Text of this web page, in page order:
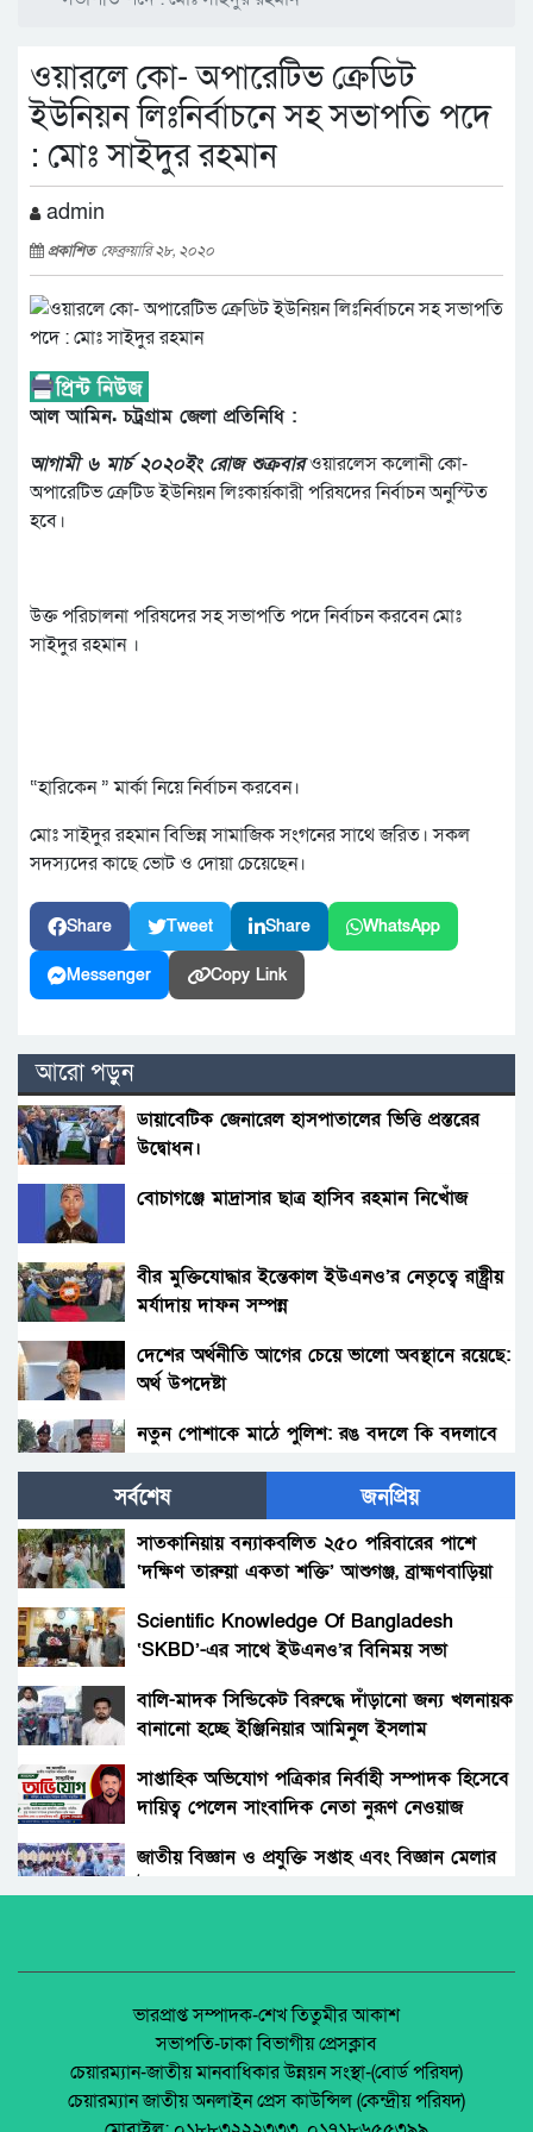
ওয়ারলে কো- অপারেটিভ ক্রেডিট
ইউনিয়ন লিঃনির্বাচনে সহ সভাপতি পদে
: মোঃ সাইদুর রহমান
admin
প্রকাশিত ফেব্রুয়ারি ২৮, ২০২০
আল আমিন. চট্রগ্রাম জেলা প্রতিনিধি :
আগামী ৬ মার্চ ২০২০ইং রোজ শুক্রবারওয়ারলেস কলোনী কো-
অপারেটিভ ক্রেটিড ইউনিয়ন লিঃকার্য়কারী পরিষদের নির্বাচন অনুস্টিত
হবে।
উক্ত পরিচালনা পরিষদের সহ সভাপতি পদে নির্বাচন করবেন মোঃ
সাইদুর রহমান ।
“হারিকেন ” মার্কা নিয়ে নির্বাচন করবেন।
মোঃ সাইদুর রহমান বিভিন্ন সামাজিক সংগনের সাথে জরিত। সকল
সদস্যদের কাছে ভোট ও দোয়া চেয়েছেন।
Share Tweet Share WhatsApp
Messenger Copy Link
আরো পড়ুন
ডায়াবেটিক জেনারেল হাসপাতালের ভিত্তি প্রস্তরের
উদ্বোধন।
বোচাগঞ্জে মাদ্রাসার ছাত্র হাসিব রহমান নিখোঁজ
বীর মুক্তিযোদ্ধার ইন্তেকাল ইউএনও’র নেতৃত্বে রাষ্ট্র্রীয়
মর্যাদায় দাফন সম্পন্ন
দেশের অর্থনীতি আগের চেয়ে ভালো অবস্থানে রয়েছে:
অর্থ উপদেষ্টা
নতুন পোশাকে মাঠে পুলিশ: রঙ বদলে কি বদলাবে
হাকিমপুরসহ ৪ উপজেলায় বিএনপির এমপি প্রার্থী ডাঃ
জাহিদের ব্যাবস্থাপনায় ফ্রী মেডিকেল ক্যাম্প ও ঔষধ
বিতরণ।
গ্রহন।
দোরগোড়ায় এক নতুন অধ্যায়ের সূচনা।
বিচারকের স্ত্রীকে কুপিয়ে জখম, ছেলেকে হত্যা করল
পরিচিত যুবক।
আওয়ামী’লীগের অবরোধের বিরুদ্ধে কঠোর অবস্থান
ছিলো জামায়াত ইসলামীর।
অনুষ্ঠিত হয়ে গেলো ইসলামি ফাউন্ডেশন কর্তৃক
আয়োজিত উপজেলা পর্যায় জাতীয় শিশু-কিশোর
ইসলামি সাংস্কৃতিক প্রতিযোগিতা
সর্বশেষ জনপ্রিয়
সাতকানিয়ায় বন্যাকবলিত ২৫০ পরিবারের পাশে
‘দক্ষিণ তারুয়া একতা শক্তি’ আশুগঞ্জ, ব্রাহ্মণবাড়িয়া
Scientific Knowledge Of Bangladesh
‘SKBD’-এর সাথে ইউএনও’র বিনিময় সভা
বালি-মাদক সিন্ডিকেট বিরুদ্ধে দাঁড়ানো জন্য খলনায়ক
বানানো হচ্ছে ইঞ্জিনিয়ার আমিনুল ইসলাম
সাপ্তাহিক অভিযোগ পত্রিকার নির্বাহী সম্পাদক হিসেবে
দায়িত্ব পেলেন সাংবাদিক নেতা নুরূণ নেওয়াজ
জাতীয় বিজ্ঞান ও প্রযুক্তি সপ্তাহ এবং বিজ্ঞান মেলার
জেলা আইন-শৃৃঙ্খলা কমিটির মাসিক সভা অনুষ্ঠিত।
পলাশবাড়ীতে এমইপি গ্রুপের মতবিনিময় সভা
অনুষ্ঠিত।
ভারপ্রাপ্ত সম্পাদক-শেখ তিতুমীর আকাশ
সভাপতি-ঢাকা বিভাগীয় প্রেসক্লাব
চেয়ারম্যান-জাতীয় মানবাধিকার উন্নয়ন সংস্থা-(বোর্ড পরিষদ)
চেয়ারম্যান জাতীয় অনলাইন প্রেস কাউন্সিল (কেন্দ্রীয় পরিষদ)